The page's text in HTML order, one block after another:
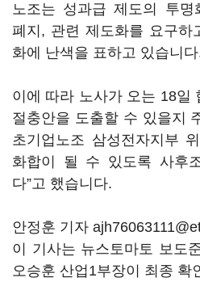
노조는 성과급 제도의 투명
폐지, 관련 제도화를 요구하
화에 난색을 표하고 있습니
이에 따라 노사가 오는 18일
절충안을 도출할 수 있을지
초기업노조 삼성전자지부
화합이 될 수 있도록 사후
다”고 했습니다.
안정훈 기자
이 기사는 뉴스토마토 보도
오승훈 산업1부장이 최종 확